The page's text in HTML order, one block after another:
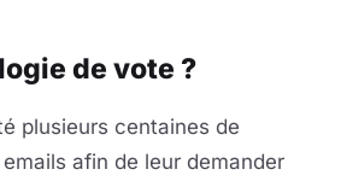
de vote ?
plusieurs centaines de
afin de leur demander